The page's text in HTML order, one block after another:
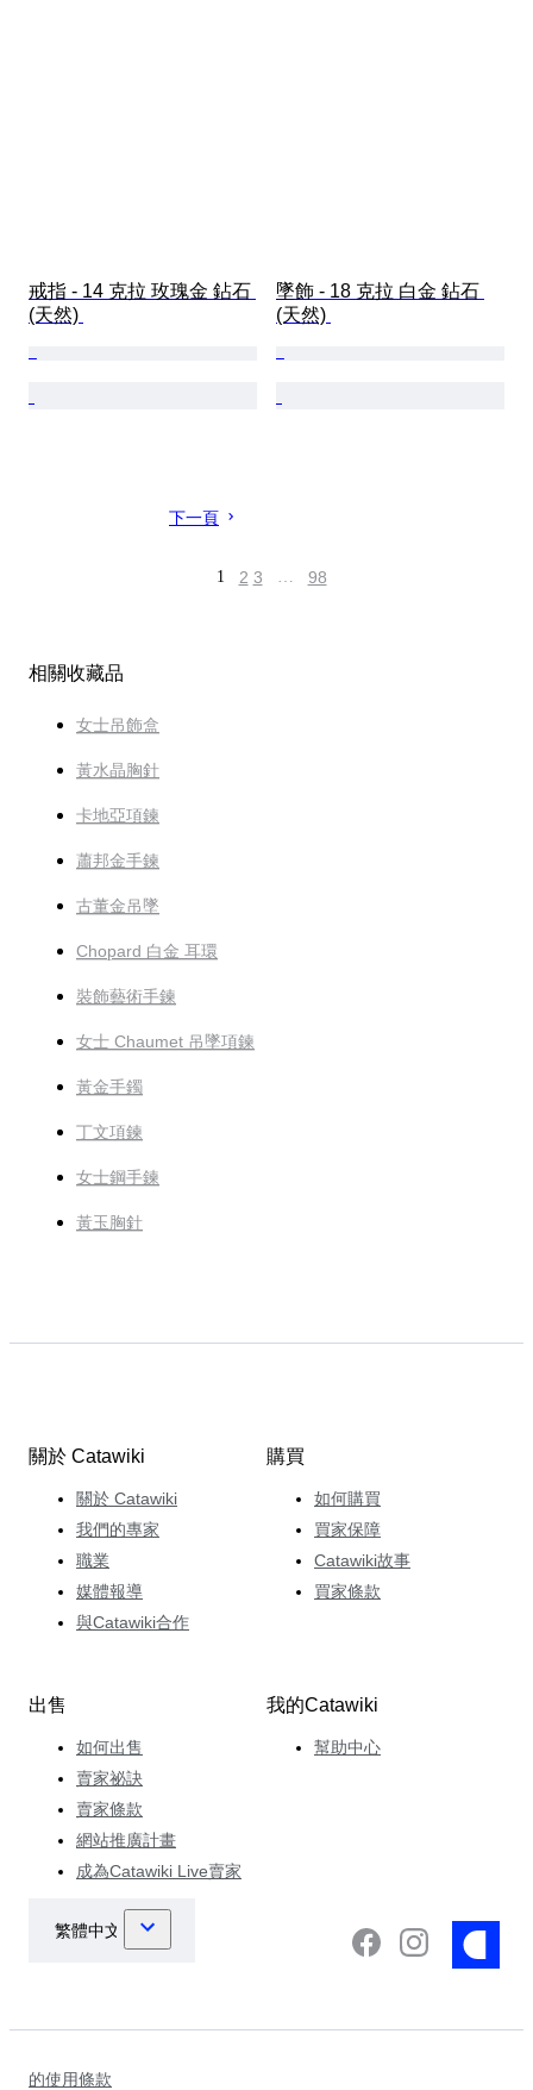
戒指 - 14 克拉 玫瑰金 鉆石
(天然)
墜飾 - 18 克拉 白金 鉆石
(天然)
下一頁
1 2 3 … 98
相關收藏品
女士吊飾盒
黃水晶胸針
卡地亞項鍊
蕭邦金手鍊
古董金吊墜
Chopard 白金 耳環
裝飾藝術手鍊
女士 Chaumet 吊墜項鍊
黃金手鐲
丁文項鍊
女士鋼手鍊
黃玉胸針
關於 Catawiki
關於 Catawiki
我們的專家
職業
媒體報導
與Catawiki合作
購買
如何購買
買家保障
Catawiki故事
買家條款
出售
如何出售
賣家祕訣
賣家條款
網站推廣計畫
成為Catawiki Live賣家
我的Catawiki
幫助中心
的使用條款